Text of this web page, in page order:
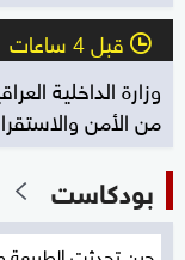
l قبل 4 ساعات
وزارة الداخلية
من الأمن
بودكاست